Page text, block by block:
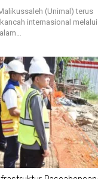
(Unimal) terus
internasional melalui